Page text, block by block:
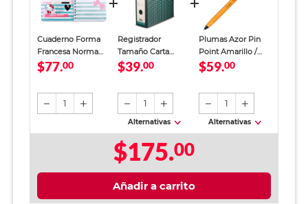
Cuaderno Forma
Francesa Norma
Hello Kitty Raya
$77.00
1
Registrador
Tamaño Carta
Office Depot
$39.00
1
Alternativas
Plumas Azor Pin
Point Amarillo /
Punto fino / Tinta
$59.00
1
Alternativas
$175.00
Añadir a carrito